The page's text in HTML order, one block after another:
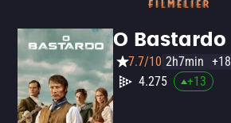
O Bastardo
7.7/10 2h7min +18
4.275
+13